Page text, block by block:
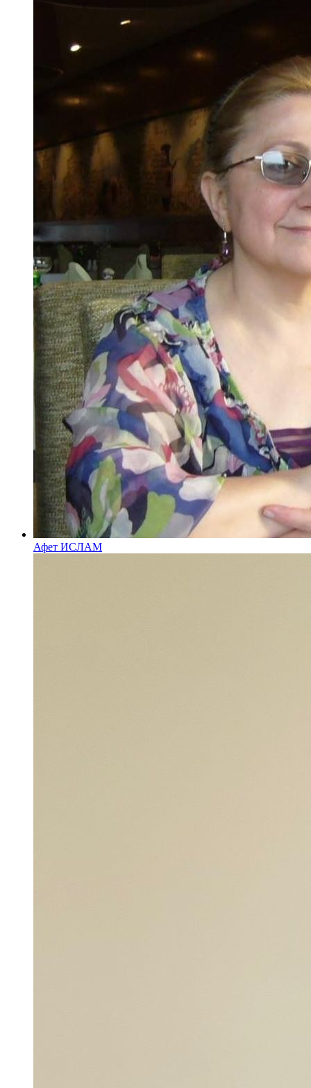
Афет ИСЛАМ